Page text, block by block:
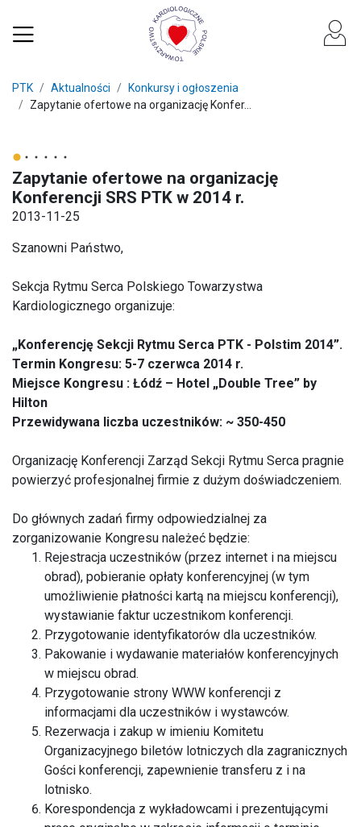
PTK Aktualności
Konkursy i ogłoszenia
Zapytanie ofertowe na organizację Konfer...
Zapytanie ofertowe na organizację
Konferencji SRS PTK w 2014 r.
2013-11-25
Szanowni Państwo,
Sekcja Rytmu Serca Polskiego Towarzystwa
Kardiologicznego organizuje:
„Konferencję Sekcji Rytmu Serca PTK - Polstim 2014”.
Termin Kongresu: 5-7 czerwca 2014 r.
Miejsce Kongresu : Łódź – Hotel „Double Tree” by
Hilton
Przewidywana liczba uczestników: ~ 350-450
Organizację Konferencji Zarząd Sekcji Rytmu Serca pragnie
powierzyć profesjonalnej firmie z dużym doświadczeniem.
Do głównych zadań firmy odpowiedzialnej za
zorganizowanie Kongresu należeć będzie:
Rejestracja uczestników (przez internet i na miejscu
obrad), pobieranie opłaty konferencyjnej (w tym
umożliwienie płatności kartą na miejscu konferencji),
wystawianie faktur uczestnikom konferencji.
Przygotowanie identyfikatorów dla uczestników.
Pakowanie i wydawanie materiałów konferencyjnych
w miejscu obrad.
Przygotowanie strony WWW konferencji z
informacjami dla uczestników i wystawców.
Rezerwacja i zakup w imieniu Komitetu
Organizacyjnego biletów lotniczych dla zagranicznych
Gości konferencji, zapewnienie transferu z i na
lotnisko.
Korespondencja z wykładowcami i prezentującymi